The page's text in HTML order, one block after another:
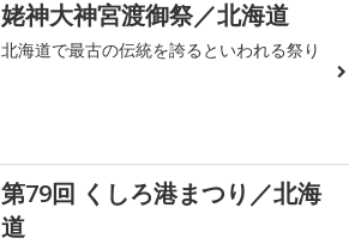
姥神大神宮渡御祭／北海道
北海道で最古の伝統を誇るといわれる祭り
第79回 くしろ港まつり／北海
道